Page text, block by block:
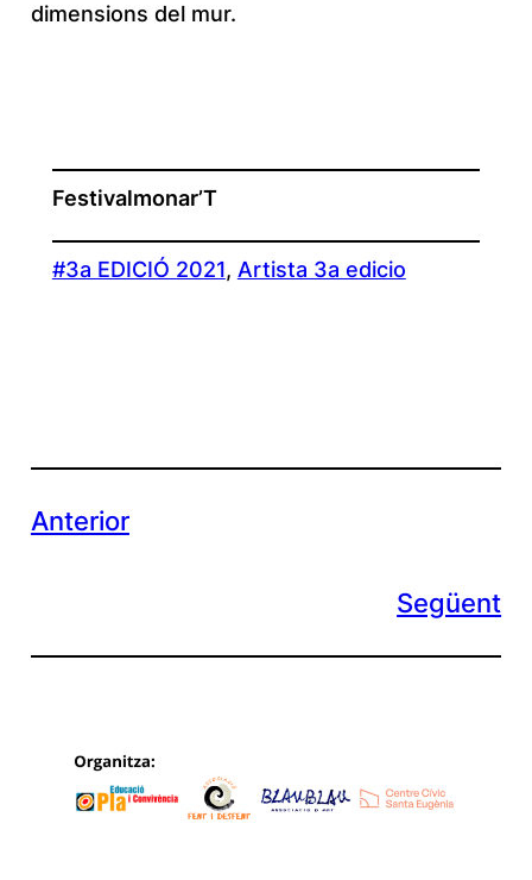
dimensions del mur.
Festivalmonar’T
#3a EDICIÓ 2021, Artista 3a edicio
Anterior
Següent